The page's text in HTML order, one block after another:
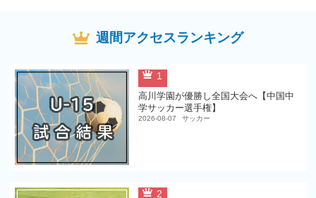
週間アクセスランキング
1
高川学園が優勝し全国大会へ【中国中
学サッカー選手権】
2026-08-07 サッカー
2